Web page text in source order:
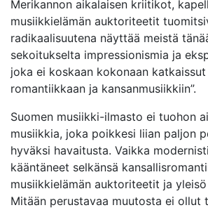
Merikannon aikalaisen kriitikot,
musiikkielämän auktoriteetit
radikaalisuutena näyttää meistä
sekoitukselta impressionismia ja
joka ei koskaan kokonaan
romantiikkaan ja kansanmusiikkiin”.
Suomen musiikki-ilmasto ei tuohon
musiikkia, joka poikkesi liian paljon
hyväksi havaitusta. Vaikka
kääntäneet selkänsä
musiikkielämän auktoriteetit ja
Mitään perustavaa muutosta ei ollut